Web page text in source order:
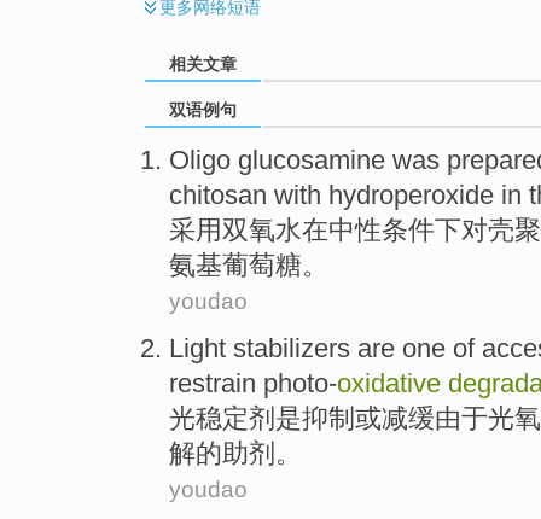
更多网络短语
相关文章
双语例句
Oligo glucosamine was
chitosan with hydroperoxide in
采用双氧水在中性条件下对壳
氨基葡萄糖。
youdao
Light stabilizers are one of
restrain photo-oxidative
光稳定剂 是抑制 或减缓由于光
解的助剂 。
youdao